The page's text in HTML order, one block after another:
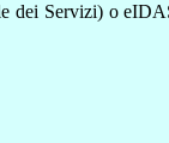
dei Servizi) o